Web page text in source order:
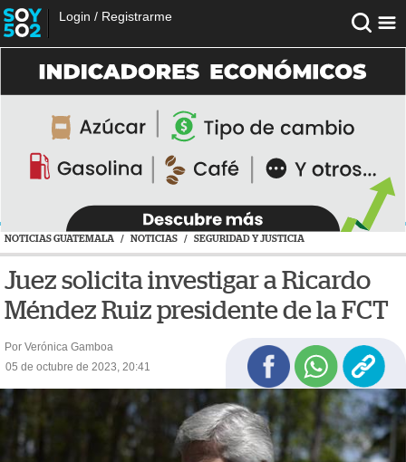
Login / Registrarme
NOTICIAS GUATEMALA / NOTICIAS / SEGURIDAD Y JUSTICIA
Juez solicita investigar a Ricardo
Méndez Ruiz presidente de la FCT
Por Verónica Gamboa
05 de octubre de 2023, 20:41